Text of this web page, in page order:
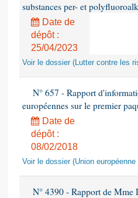
substances per- et
Date de
dépôt :
25/04/2023
Voir le dossier (Lutter contre les
N° 657 - Rapport
européennes sur le premier
Date de
dépôt :
08/02/2018
Voir le dossier (Union
N° 4390 - Rapport de Mme